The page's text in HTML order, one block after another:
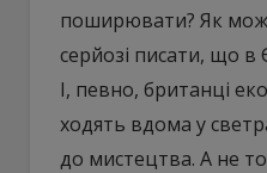
поширювати? Як
серйозі писати, що
І, певно, британці
ходять вдома у
до мистецтва. А не